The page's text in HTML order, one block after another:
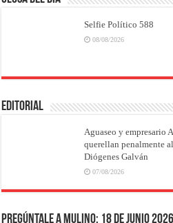
Selfie Político 588
08/08/2026
EDITORIAL
Aguaseo y empresario
querellan penalmente
Diógenes Galván
07/08/2026
Pregúntale a Mulino: 18 de junio 2026